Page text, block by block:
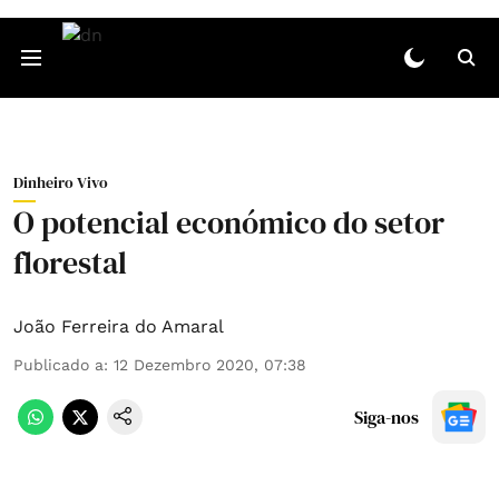
Dinheiro Vivo
O potencial económico do setor
florestal
João Ferreira do Amaral
Publicado a: 12 Dezembro 2020, 07:38
Siga-nos